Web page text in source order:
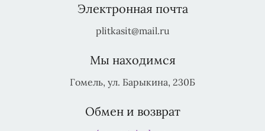
Электронная почта
plitkasit@mail.ru
Мы находимся
Гомель, ул. Барыкина, 230Б
Обмен и возврат